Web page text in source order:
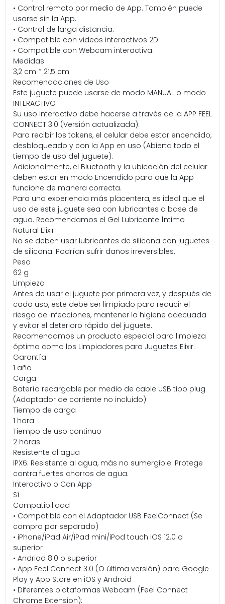
• Control remoto por medio de App. También puede
usarse sin la App.
• Control de larga distancia.
• Compatible con videos interactivos 2D.
• Compatible con Webcam interactiva.
Medidas
3,2 cm * 21,5 cm
Recomendaciones de Uso
Este juguete puede usarse de modo MANUAL o modo
INTERACTIVO
Su uso interactivo debe hacerse a través de la APP FEEL
CONNECT 3.0 (Versión actualizada).
Para recibir los tokens, el celular debe estar encendido,
desbloqueado y con la App en uso (Abierta todo el
tiempo de uso del juguete).
Adicionalmente, el Bluetooth y la ubicación del celular
deben estar en modo Encendido para que la App
funcione de manera correcta.
Para una experiencia más placentera, es ideal que el
uso de este juguete sea con lubricantes a base de
agua. Recomendamos el Gel Lubricante Íntimo
Natural Elixir.
No se deben usar lubricantes de silicona con juguetes
de silicona. Podrían sufrir daños irreversibles.
Peso
62 g
Limpieza
Antes de usar el juguete por primera vez, y después de
cada uso, este debe ser limpiado para reducir el
riesgo de infecciones, mantener la higiene adecuada
y evitar el deterioro rápido del juguete.
Recomendamos un producto especial para limpieza
óptima como los Limpiadores para Juguetes Elixir.
Garantía
1 año
Carga
Batería recargable por medio de cable USB tipo plug
(Adaptador de corriente no incluido)
Tiempo de carga
1 hora
Tiempo de uso continuo
2 horas
Resistente al agua
IPX6: Resistente al agua, más no sumergible. Protege
contra fuertes chorros de agua.
Interactivo o Con App
Sí
Compatibilidad
• Compatible con el Adaptador USB FeelConnect (Se
compra por separado)
• iPhone/iPad Air/iPad mini/iPod touch iOS 12.0 o
superior
• Andriod 8.0 o superior
• App Feel Connect 3.0 (O última versión) para Google
Play y App Store en iOS y Android
• Diferentes plataformas Webcam (Feel Connect
Chrome Extension):